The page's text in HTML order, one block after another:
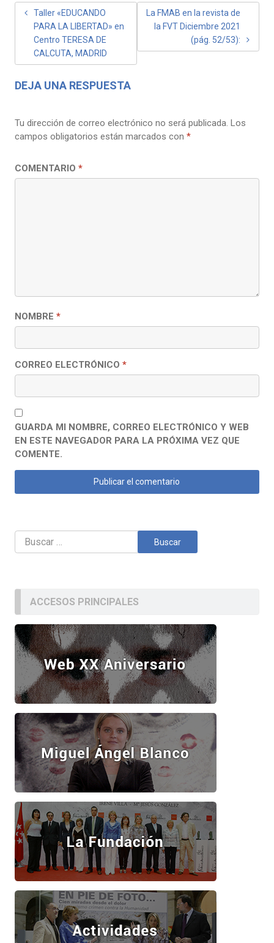
NAVEGACIÓN
ENTRADAS
Taller «EDUCANDO
PARA LA LIBERTAD» en
Centro TERESA DE
CALCUTA, MADRID
La FMAB en la revista de
la FVT Diciembre 2021
(pág. 52/53):
DEJA UNA RESPUESTA
Tu dirección de correo electrónico no será publicada. Los
campos obligatorios están marcados con *
COMENTARIO *
NOMBRE *
CORREO ELECTRÓNICO *
GUARDA MI NOMBRE, CORREO ELECTRÓNICO Y WEB
EN ESTE NAVEGADOR PARA LA PRÓXIMA VEZ QUE
COMENTE.
Buscar:
ACCESOS PRINCIPALES